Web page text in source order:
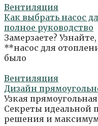
Вентиляция
Как выбрать насос
полное руководство
Замерзаете?
**насос для
было
Вентиляция
Дизайн
Узкая
Секреты идеальной
решения и